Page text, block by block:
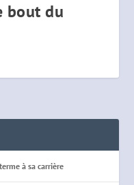
bout du
à sa carrière